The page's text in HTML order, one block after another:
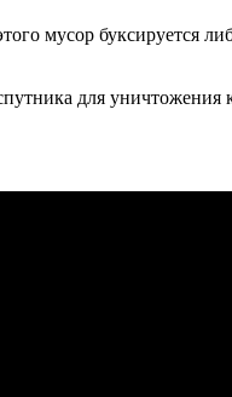
мусор буксируется
для уничтожения